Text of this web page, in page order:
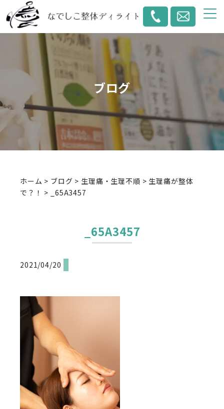
ブログ
ホーム > ブログ > 生理痛・生理不順 > 生理痛が整体
で？！ > _65A3457
_65A3457
2021/04/20